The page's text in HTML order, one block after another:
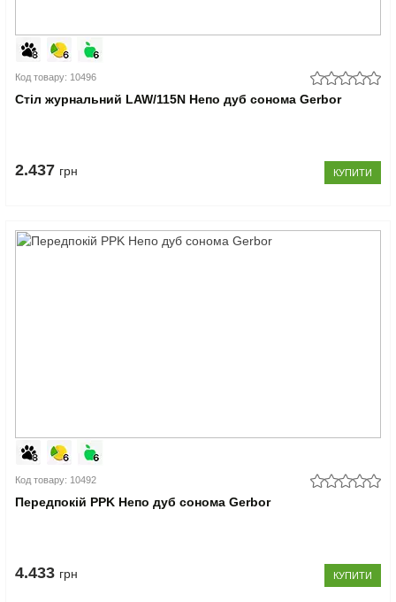
Код товару: 10496
Стіл журнальний LAW/115N Непо дуб сонома Gerbor
2.437 грн КУПИТИ
Код товару: 10492
Передпокій PPK Непо дуб сонома Gerbor
4.433 грн КУПИТИ